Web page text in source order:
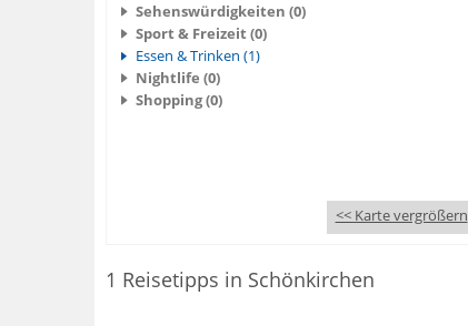
Sehenswürdigkeiten (0)
Sport & Freizeit (0)
Essen & Trinken (1)
Nightlife (0)
Shopping (0)
<< Karte vergrößern
1 Reisetipps in Schönkirchen